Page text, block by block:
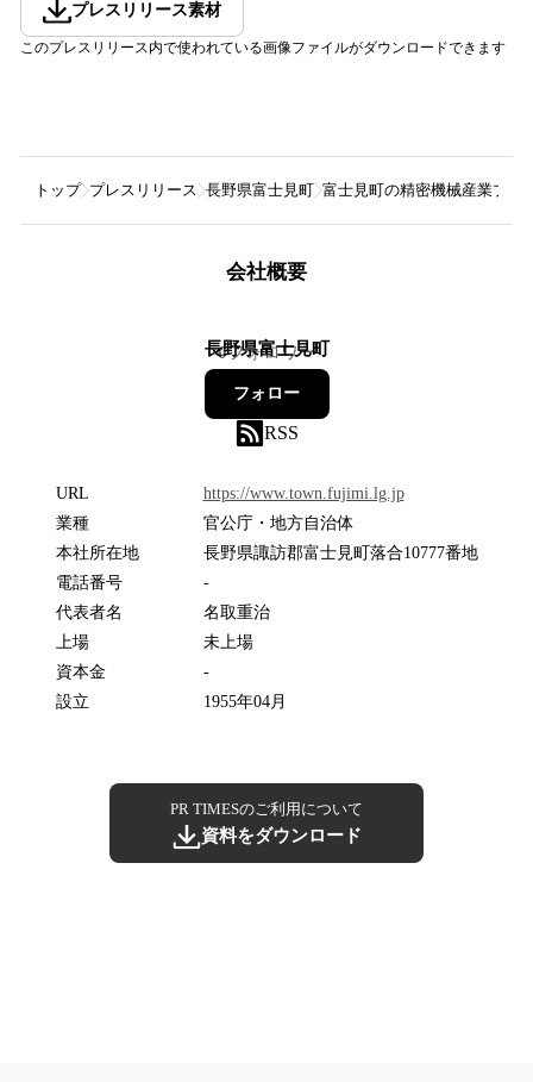
プレスリリース素材
このプレスリリース内で使われている画像ファイルがダウンロードできます
トップ プレスリリース 長野県富士見町 富士見町の精密機械産業プロ
会社概要
長野県富士見町
0フォロワー
フォロー
RSS
URL
https://www.town.fujimi.lg.jp
業種
官公庁・地方自治体
本社所在地
長野県諏訪郡富士見町落合10777番地
電話番号
-
代表者名
名取重治
上場
未上場
資本金
-
設立
1955年04月
PR TIMESのご利用について
資料をダウンロード